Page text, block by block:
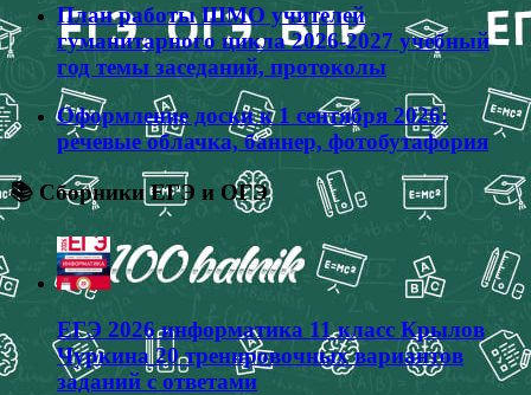
План работы ШМО учителей
гуманитарного цикла 2026-2027 учебный
год темы заседаний, протоколы
Оформление доски к 1 сентября 2026:
речевые облачка, баннер, фотобутафория
📚 Сборники ЕГЭ и ОГЭ
ЕГЭ 2026 информатика 11 класс Крылов
Чуркина 20 тренировочных вариантов
заданий с ответами